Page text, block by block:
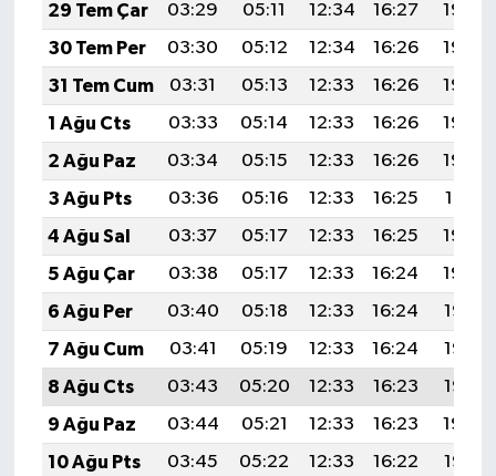
29 Tem Çar
03:29 05:11 12:34 16:27
19:46
30 Tem Per
03:30 05:12 12:34 16:26
19:45
31 Tem Cum
03:31 05:13 12:33 16:26
19:44
1 Ağu Cts
03:33 05:14 12:33 16:26
19:43
2 Ağu Paz
03:34 05:15 12:33 16:26
19:42
3 Ağu Pts
03:36 05:16 12:33 16:25
19:41
4 Ağu Sal
03:37 05:17 12:33 16:25
19:40
5 Ağu Çar
03:38 05:17 12:33 16:24
19:39
6 Ağu Per
03:40 05:18 12:33 16:24
19:38
7 Ağu Cum
03:41 05:19 12:33 16:24
19:37
8 Ağu Cts
03:43 05:20 12:33 16:23
19:35
9 Ağu Paz
03:44 05:21 12:33 16:23
19:34
10 Ağu Pts
03:45 05:22 12:33 16:22
19:33